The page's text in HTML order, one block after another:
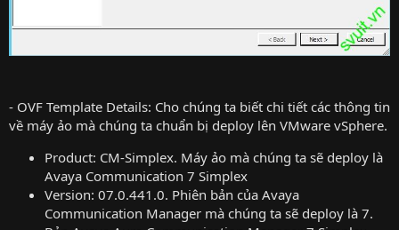
- OVF Template Details: Cho chúng ta biết chi tiết các thông tin
về máy ảo mà chúng ta chuẩn bị deploy lên VMware vSphere.
Product: CM-Simplex. Máy ảo mà chúng ta sẽ deploy là
Avaya Communication 7 Simplex
Version: 07.0.441.0. Phiên bản của Avaya
Communication Manager mà chúng ta sẽ deploy là 7.